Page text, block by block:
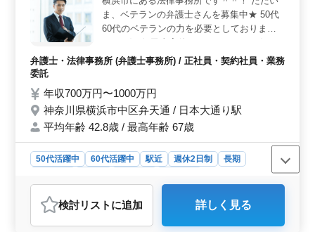
させることができます。 ＜地域貢献＞ 地域密着型
の法律事務所であるため、地元の方々の生活に密着した
法的支援を行うことができます。地域社会に貢献しなが
が事務所負担となる制度があるため、経済的に困窮して
いる方々へのサポートも可能です。
ま、ベテランの弁護士さんを募集中★ 50代
60代のベテランの力を必要としておりま
す！ 〈一般民事案件をおまかせします〉 ・
交通事故 ・消費者事件 ・未払い残業代請求
まちしております！
弁護士・法律事務所 (弁護士事務所) / 正社員・契約社員・業務
委託
年収700万円〜1000万円
神奈川県横浜市中区弁天通 / 日本大通り駅
平均年齢 42.8歳 / 最高年齢 67歳
50代活躍中 60代活躍中 駅近 週休2日制
長期
おすすめポイント
検討リスト に追加 詳しく見る